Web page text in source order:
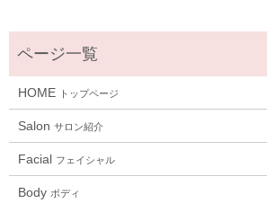
HOME トップページ
Salon サロン紹介
Facial フェイシャル
Body ボディ